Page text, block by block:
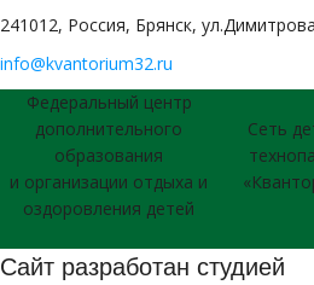
241012, Россия, Брянск,
info@kvantorium32.ru
Федеральный центр
дополнительного
образования
и организации отдыха и
оздоровления детей
Сеть
Сайт разработан студией